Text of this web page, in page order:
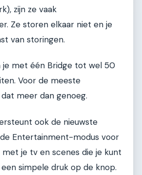
zijn ze vaak
Ze storen elkaar niet en je
van storingen.
je met één Bridge tot wel 50
Voor de meeste
dat meer dan genoeg.
ook de nieuwste
Entertainment-modus voor
je tv en scenes die je kunt
simpele druk op de knop.